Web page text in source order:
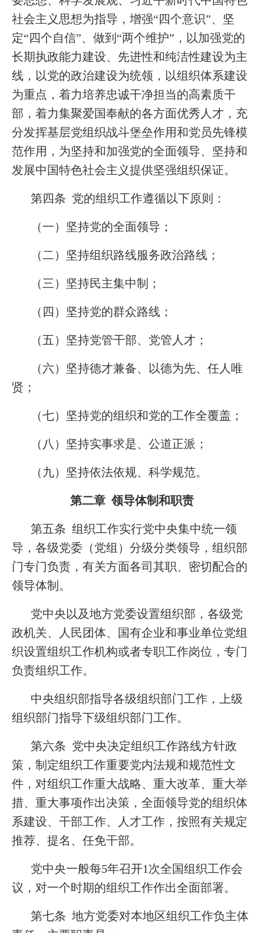
社会主义思想为指导，增强“四个意识”、坚
定“四个自信”、做到“两个维护”，以加强党的
长期执政能力建设、先进性和纯洁性建设为主
线，以党的政治建设为统领，以组织体系建设
为重点，着力培养忠诚干净担当的高素质干
部，着力集聚爱国奉献的各方面优秀人才，充
分发挥基层党组织战斗堡垒作用和党员先锋模
范作用，为坚持和加强党的全面领导、坚持和
发展中国特色社会主义提供坚强组织保证。
第四条 党的组织工作遵循以下原则：
（一）坚持党的全面领导；
（二）坚持组织路线服务政治路线；
（三）坚持民主集中制；
（四）坚持党的群众路线；
（五）坚持党管干部、党管人才；
（六）坚持德才兼备、以德为先、任人唯
贤；
（七）坚持党的组织和党的工作全覆盖；
（八）坚持实事求是、公道正派；
（九）坚持依法依规、科学规范。
第二章 领导体制和职责
第五条 组织工作实行党中央集中统一领
导，各级党委（党组）分级分类领导，组织部
门专门负责，有关方面各司其职、密切配合的
领导体制。
党中央以及地方党委设置组织部，各级党
政机关、人民团体、国有企业和事业单位党组
织设置组织工作机构或者专职工作岗位，专门
负责组织工作。
中央组织部指导各级组织部门工作，上级
组织部门指导下级组织部门工作。
第六条 党中央决定组织工作路线方针政
策，制定组织工作重要党内法规和规范性文
件，对组织工作重大战略、重大改革、重大举
措、重大事项作出决策，全面领导党的组织体
系建设、干部工作、人才工作，按照有关规定
推荐、提名、任免干部。
党中央一般每5年召开1次全国组织工作会
议，对一个时期的组织工作作出全面部署。
第七条 地方党委对本地区组织工作负主体